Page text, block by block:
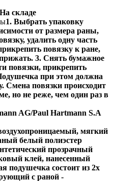
На складе
1. Выбрать упаковку
от размера раны,
удалить одну часть
повязку к ране,
3. Снять бумажное
повязки, прикрепить
при этом должна
Смена повязки происходит
но не реже, чем один раз в
AG/Paul Hartmann S.A
мягкий
белый полиэстер
прозрачный
клей, нанесенный
состоит из 2х
с раной -